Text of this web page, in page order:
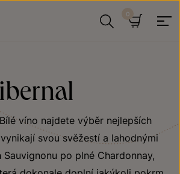
víno najdete výběr nejlepších
svou svěžestí a lahodnými
po plné Chardonnay,